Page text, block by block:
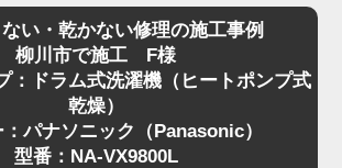
ワカメ）が付く」「洗ってもなんと
といったお悩みはありませんか？
槽の裏側にびっしりとこびりついた
残った洗剤カスが原因です。
設置環境や湿気の影響もあり、購入
い・乾かない修理の施工事例
柳川市で施工 F様
：ドラム式洗濯機（ヒートポンプ式
乾燥）
：パナソニック（Panasonic）
型番：NA-VX9800L